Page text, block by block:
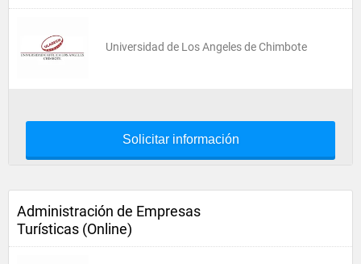
Universidad de Los Angeles de Chimbote
Solicitar información
Administración de Empresas
Turísticas (Online)